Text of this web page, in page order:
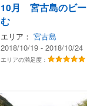
10月 宮古島のビー
む
エリア： 宮古島
2018/10/19 - 2018/10/24
エリアの満足度：